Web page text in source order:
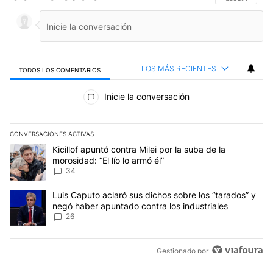
TODOS LOS COMENTARIOS LOS MÁS RECIENTES
Todos los comentarios
Inicie la conversación
CONVERSACIONES ACTIVAS
Este listado muestra los artículos con más comentarios en los
Un artículo de tendencia con el título "Kicillof apuntó contra Milei
Kicillof apuntó contra Milei por la suba de la
morosidad: “El lío lo armó él”
34
Un artículo de tendencia con el título "Luis Caputo aclaró sus
Luis Caputo aclaró sus dichos sobre los “tarados” y
negó haber apuntado contra los industriales
26
Gestionado por